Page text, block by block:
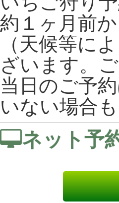
約１ヶ月前
（天候等に
ざいます。
当日のご予
いない場合
ネット予